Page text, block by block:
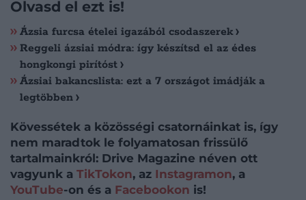
Olvasd el ezt is!
Ázsia furcsa ételei igazából csodaszerek
Reggeli ázsiai módra: így készítsd el az édes
hongkongi pirítóst
Ázsiai bakancslista: ezt a 7 országot imádják a
legtöbben
Kövessétek a közösségi csatornáinkat is, így
nem maradtok le folyamatosan frissülő
tartalmainkról: Drive Magazine néven ott
vagyunk a TikTokon, az Instagramon, a
YouTube-on és a Facebookon is!